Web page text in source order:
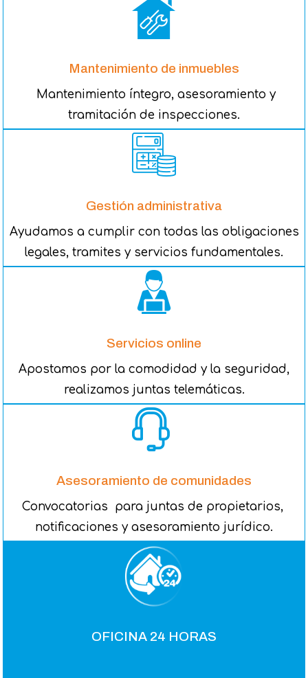
Mantenimiento de inmuebles
Mantenimiento íntegro, asesoramiento y
tramitación de inspecciones.
Gestión administrativa
Ayudamos a cumplir con todas las obligaciones
legales, tramites y servicios fundamentales.
Servicios online
Apostamos por la comodidad y la seguridad,
realizamos juntas telemáticas.
Asesoramiento de comunidades
Convocatorias para juntas de propietarios,
notificaciones y asesoramiento jurídico.
OFICINA 24 HORAS